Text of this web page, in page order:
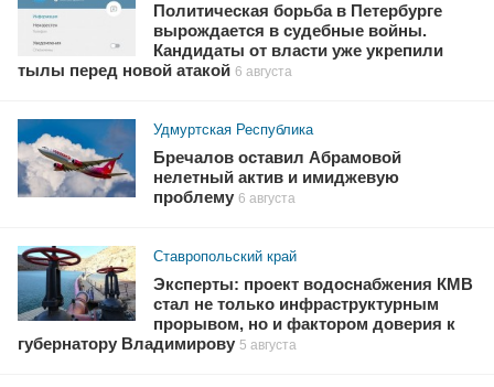
Политическая борьба в Петербурге
вырождается в судебные войны.
Кандидаты от власти уже укрепили
тылы перед новой атакой 6 августа
Удмуртская Республика
Бречалов оставил Абрамовой
нелетный актив и имиджевую
проблему 6 августа
Ставропольский край
Эксперты: проект водоснабжения КМВ
стал не только инфраструктурным
прорывом, но и фактором доверия к
губернатору Владимирову 5 августа